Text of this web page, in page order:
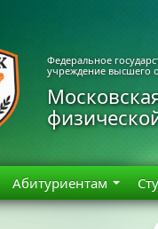
Федеральное
учреждение высшего
Абитуриентам